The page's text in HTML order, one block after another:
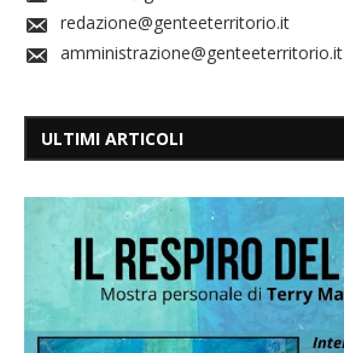
redazione@genteeterritorio.it
amministrazione@genteeterritorio.it
ULTIMI ARTICOLI